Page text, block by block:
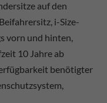
auf den
i-Size-
vorn und hinten,
10 Jahre ab
benötigter